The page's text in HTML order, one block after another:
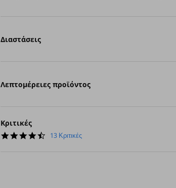
Διαστάσεις
Λεπτομέρειες προϊόντος
Κριτικές
4.7
13 Κριτικές